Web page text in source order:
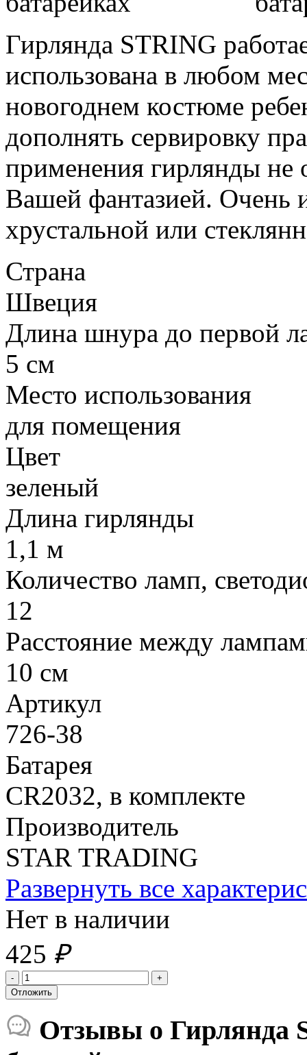
Гирлянда STRING
использована в любом
новогоднем костюме
дополнять сервировку
применения гирлянды не
Вашей фантазией. Очень
хрустальной или
Страна
Швеция
Длина шнура до первой
5 см
Место использования
для помещения
Цвет
зеленый
Длина гирлянды
1,1 м
Количество ламп,
12
Расстояние между
10 см
Артикул
726-38
Батарея
CR2032, в комплекте
Производитель
STAR TRADING
Развернуть все
Нет в наличии
425 ₽
Отзывы о Гирлянда